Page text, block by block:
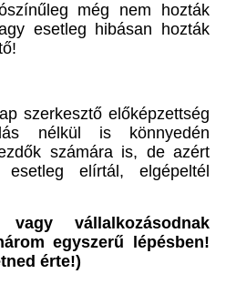
még nem hozták
esetleg hibásan hozták
szerkesztő előképzettség
nélkül is könnyedén
számára is, de azért
elírtál, elgépeltél
vállalkozásodnak
egyszerű lépésben!
érte!)